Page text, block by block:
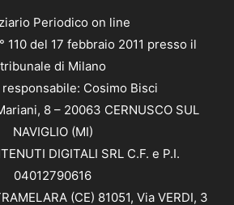
Periodico on line
110 del 17 febbraio 2011 presso il
tribunale di Milano
Cosimo Bisci
8 – 20063 CERNUSCO SUL
NAVIGLIO (MI)
DIGITALI SRL C.F. e P.I.
04012790616
(CE) 81051, Via VERDI, 3